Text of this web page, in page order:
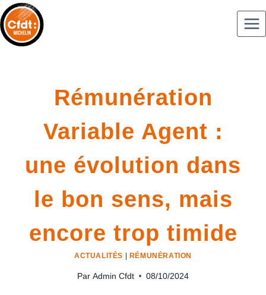
Rémunération
Variable Agent :
une évolution dans
le bon sens, mais
encore trop timide
ACTUALITÉS RÉMUNÉRATION
Par Admin Cfdt 08/10/2024